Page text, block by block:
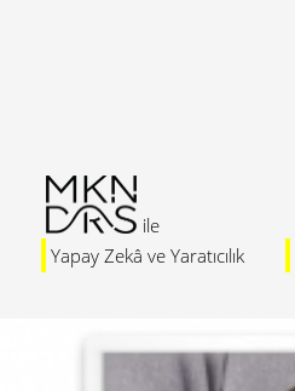
Yapay Zekâ ve Yaratıcılık